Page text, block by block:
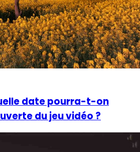
date pourra-t-on
du jeu vidéo ?